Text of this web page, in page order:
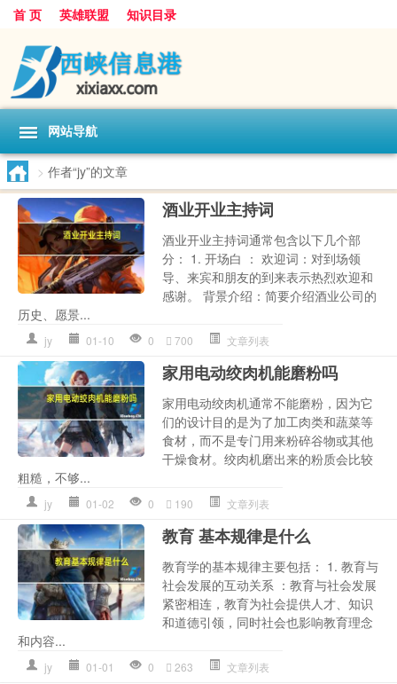
首 页 英雄联盟 知识目录
网站导航
> 作者“jy”的文章
酒业开业主持词
酒业开业主持词通常包含以下几个部
分： 1. 开场白 ： 欢迎词：对到场领
导、来宾和朋友的到来表示热烈欢迎和
感谢。 背景介绍：简要介绍酒业公司的
历史、愿景...
jy 01-10 0 700 文章列表
家用电动绞肉机能磨粉吗
家用电动绞肉机通常不能磨粉，因为它
们的设计目的是为了加工肉类和蔬菜等
食材，而不是专门用来粉碎谷物或其他
干燥食材。绞肉机磨出来的粉质会比较
粗糙，不够...
jy 01-02 0 190 文章列表
教育 基本规律是什么
教育学的基本规律主要包括： 1. 教育与
社会发展的互动关系 ：教育与社会发展
紧密相连，教育为社会提供人才、知识
和道德引领，同时社会也影响教育理念
和内容...
jy 01-01 0 263 文章列表